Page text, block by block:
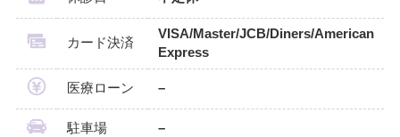
カード決済
VISA/Master/JCB/Diners/American
Express
医療ローン –
駐車場 –